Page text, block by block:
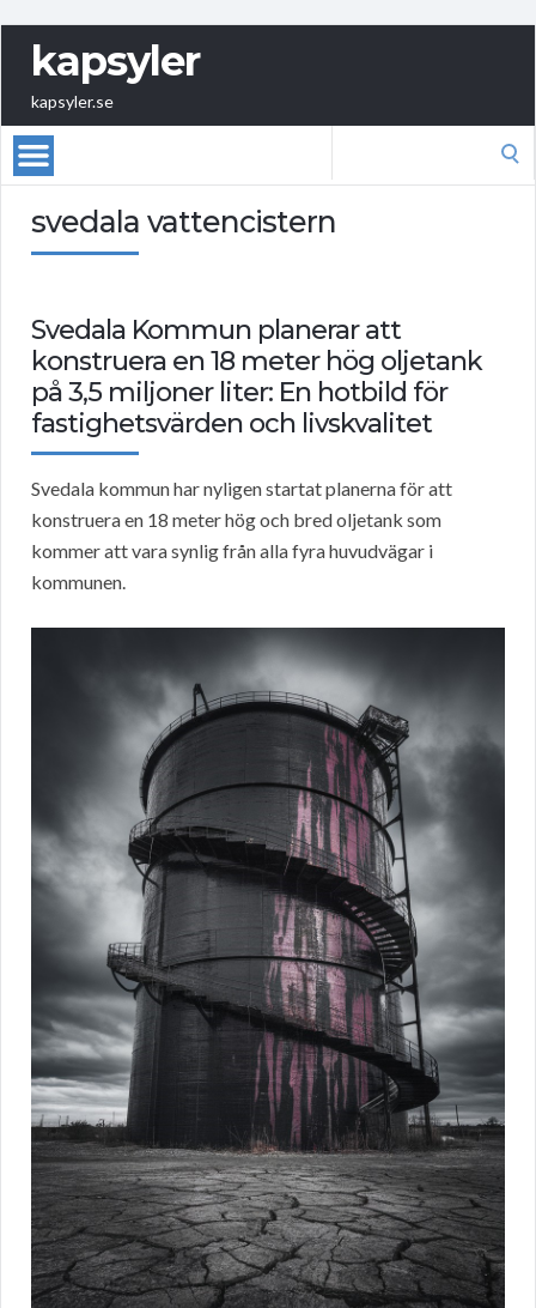
kapsyler
kapsyler.se
svedala vattencistern
Svedala Kommun planerar att
konstruera en 18 meter hög oljetank
på 3,5 miljoner liter: En hotbild för
fastighetsvärden och livskvalitet
Svedala kommun har nyligen startat planerna för att
konstruera en 18 meter hög och bred oljetank som
kommer att vara synlig från alla fyra huvudvägar i
kommunen.